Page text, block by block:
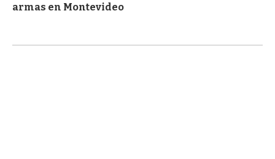
armas en Montevideo